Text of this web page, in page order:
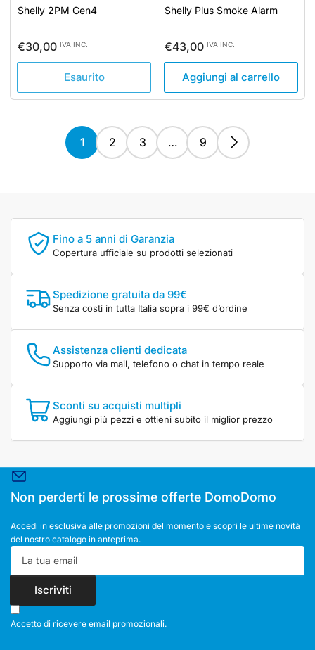
Shelly 2PM Gen4
Prezzo
standard
€30,00 IVA INC.
Esaurito
Shelly Plus Smoke Alarm
Prezzo
standard
€43,00 IVA INC.
Aggiungi al carrello
1 2 3 … 9
Fino a 5 anni di Garanzia
Copertura ufficiale su prodotti selezionati
Spedizione gratuita da 99€
Senza costi in tutta Italia sopra i 99€ d’ordine
Assistenza clienti dedicata
Supporto via mail, telefono o chat in tempo reale
Sconti su acquisti multipli
Aggiungi più pezzi e ottieni subito il miglior prezzo
Non perderti le prossime offerte DomoDomo
Accedi in esclusiva alle promozioni del momento e scopri le ultime novità
del nostro catalogo in anteprima.
La
tua
email
Iscriviti
Accetto di ricevere email promozionali.